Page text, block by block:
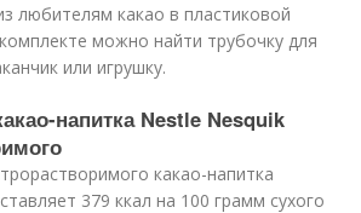
любителям какао в пластиковой
можно найти трубочку для
или игрушку.
напитка Nestle Nesquik
какао-напитка
379 ккал на 100 грамм сухого